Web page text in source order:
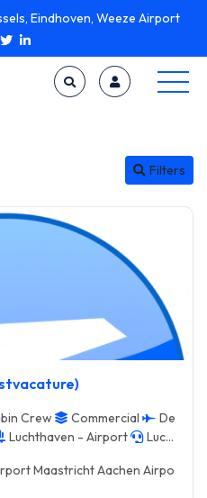
Eindhoven, Weeze Airport
Filters
Crew Commercial
De
Luchthaven - Airport
Lucht
Maastricht Aachen Airpo